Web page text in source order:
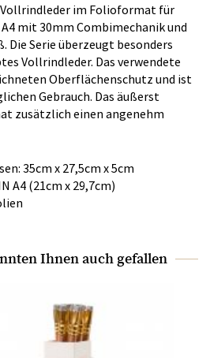
im Folioformat für
mit 30mm Combimechanik und
Die Serie überzeugt besonders
Vollrindleder. Das verwendete
Oberflächenschutz und ist
Gebrauch. Das äußerst
zusätzlich einen angenehm
35cm x 27,5cm x 5cm
A4 (21cm x 29,7cm)
Ihnen auch gefallen